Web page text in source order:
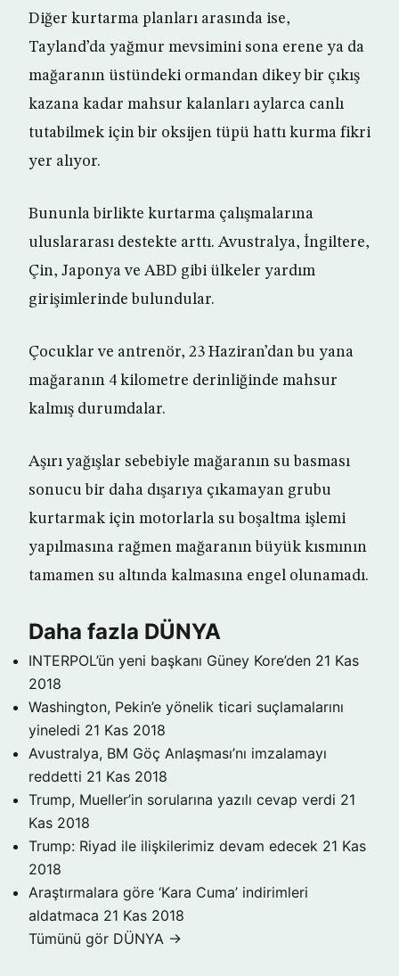
Diğer kurtarma planları arasında ise,
Tayland’da yağmur mevsimini sona erene ya da
mağaranın üstündeki ormandan dikey bir çıkış
kazana kadar mahsur kalanları aylarca canlı
tutabilmek için bir oksijen tüpü hattı kurma fikri
yer alıyor.
Bununla birlikte kurtarma çalışmalarına
uluslararası destekte arttı. Avustralya, İngiltere,
Çin, Japonya ve ABD gibi ülkeler yardım
girişimlerinde bulundular.
Çocuklar ve antrenör, 23 Haziran’dan bu yana
mağaranın 4 kilometre derinliğinde mahsur
kalmış durumdalar.
Aşırı yağışlar sebebiyle mağaranın su basması
sonucu bir daha dışarıya çıkamayan grubu
kurtarmak için motorlarla su boşaltma işlemi
yapılmasına rağmen mağaranın büyük kısmının
tamamen su altında kalmasına engel olunamadı.
Daha fazla DÜNYA
INTERPOL’ün yeni başkanı Güney Kore’den 21 Kas
2018
Washington, Pekin’e yönelik ticari suçlamalarını
yineledi 21 Kas 2018
Avustralya, BM Göç Anlaşması’nı imzalamayı
reddetti 21 Kas 2018
Trump, Mueller’in sorularına yazılı cevap verdi 21
Kas 2018
Trump: Riyad ile ilişkilerimiz devam edecek 21 Kas
2018
Araştırmalara göre ‘Kara Cuma’ indirimleri
aldatmaca 21 Kas 2018
Tümünü gör DÜNYA →